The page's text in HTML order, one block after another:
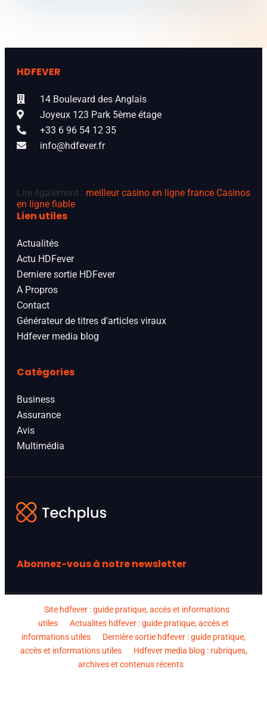
HDFEVER
14 Boulevard des Anglais
Joyeux 123 Park 5ème étage
+33 6 96 54 12 35
info@hdfever.fr
Lire également : meilleur casino en ligne france Casinos
en ligne fiable
Lien utiles
Actualités
Actu HDFever
Derniere sortie HDFever
A Propros
Contact
Générateur de titres d'articles viraux
Hdfever media blog
Catégories
Business
Assurance
Avis
Multimédia
Abonnez-vous à notre newsletter
Site hdfever : guide pratique, accès et informations
utiles
Actualites hdfever : guide pratique, accès et
informations utiles
Dernière sortie hdfever : guide pratique,
accès et informations utiles
Hdfever media blog : rubriques,
archives et contenus récents